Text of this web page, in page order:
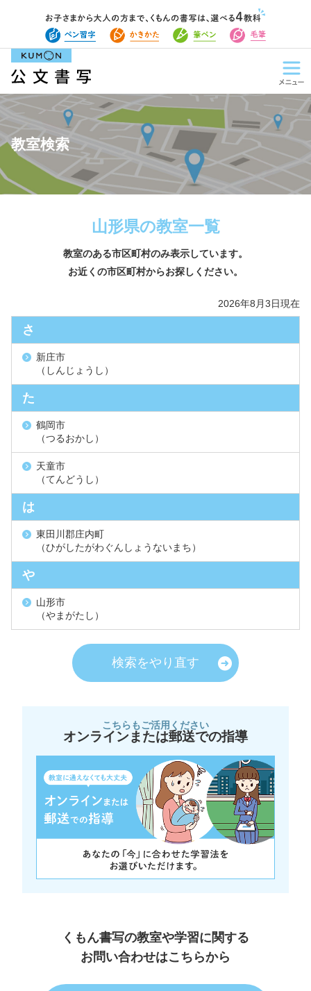
教室検索
山形県の教室一覧
教室のある市区町村のみ表示しています。
お近くの市区町村からお探しください。
2026年8月3日現在
さ
新庄市
（しんじょうし）
た
鶴岡市
（つるおかし）
天童市
（てんどうし）
は
東田川郡庄内町
（ひがしたがわぐんしょうないまち）
や
山形市
（やまがたし）
検索をやり直す
こちらもご活用ください
オンラインまたは郵送での指導
くもん書写の教室や学習に関する
お問い合わせはこちらから